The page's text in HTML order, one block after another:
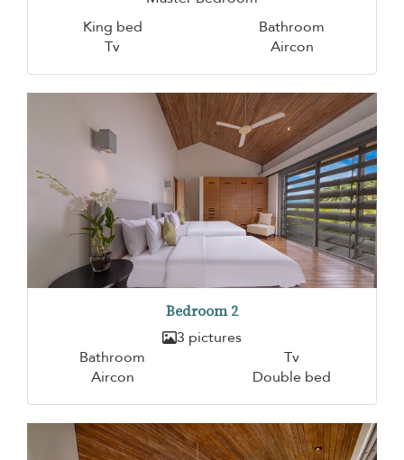
King bed
Bathroom
Tv
Aircon
Bedroom 2
3 pictures
Bathroom
Tv
Aircon
Double bed